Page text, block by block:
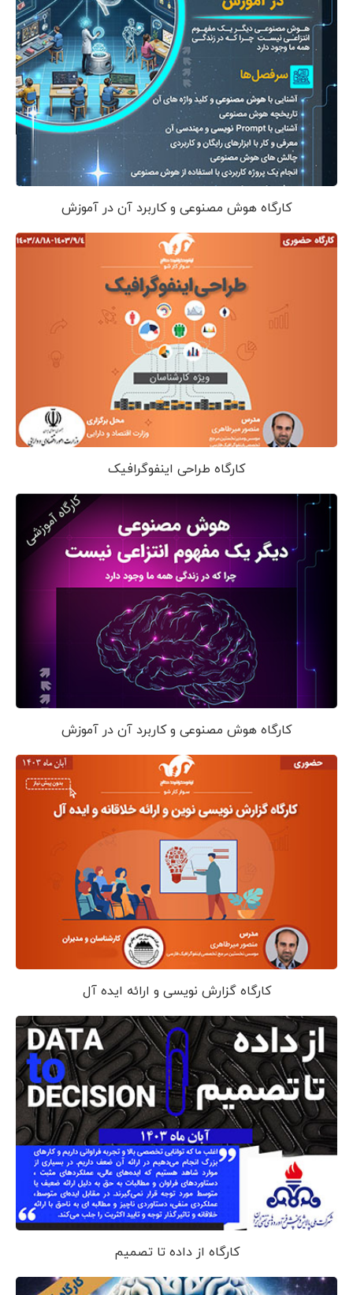
کارگاه هوش مصنوعی و کاربرد آن در آموزش
کارگاه طراحی اینفوگرافیک
کارگاه هوش مصنوعی و کاربرد آن در آموزش
کارگاه گزارش نویسی و ارائه ایده آل
کارگاه از داده تا تصمیم